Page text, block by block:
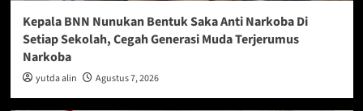
Kepala BNN Nunukan Bentuk Saka Anti Narkoba Di
Setiap Sekolah, Cegah Generasi Muda Terjerumus
Narkoba
yutda alin Agustus 7, 2026